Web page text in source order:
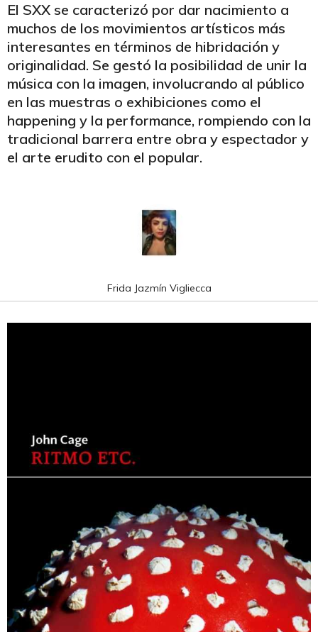
El SXX se caracterizó por dar nacimiento a
muchos de los movimientos artísticos más
interesantes en términos de hibridación y
originalidad. Se gestó la posibilidad de unir la
música con la imagen, involucrando al público
en las muestras o exhibiciones como el
happening y la performance, rompiendo con la
tradicional barrera entre obra y espectador y
el arte erudito con el popular.
Frida Jazmín Vigliecca